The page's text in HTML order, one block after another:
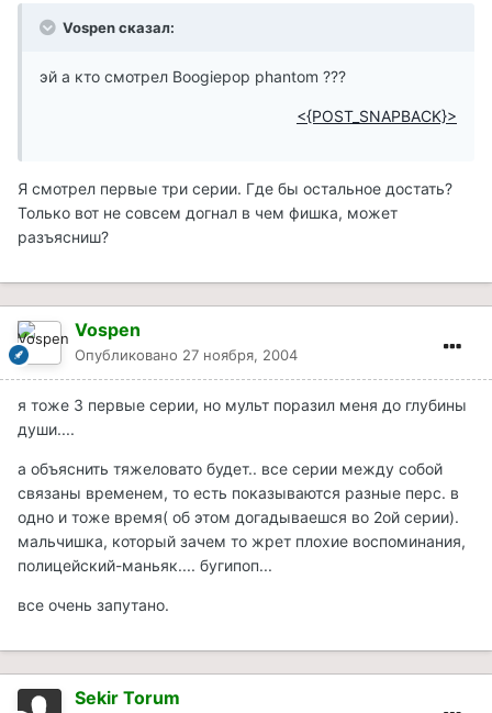
Vospen сказал:
эй а кто смотрел Boogiepop phantom ???
<{POST_SNAPBACK}>
Я смотрел первые три серии. Где бы остальное достать?
Только вот не совсем догнал в чем фишка, может
разъясниш?
Vospen
Опубликовано 27 ноября, 2004
я тоже 3 первые серии, но мульт поразил меня до глубины
души....
а объяснить тяжеловато будет.. все серии между собой
связаны временем, то есть показываются разные перс. в
одно и тоже время( об этом догадываешся во 2ой серии).
мальчишка, который зачем то жрет плохие воспоминания,
полицейский-маньяк.... бугипоп...
все очень запутано.
Sekir Torum